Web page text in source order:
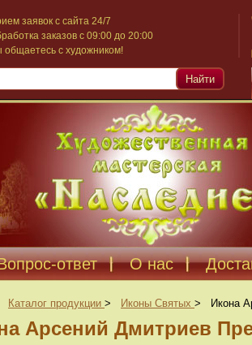
заявок с сайта 24/7
заказов с 09:00 до 20:00
общаетесь с художником!
Найти
ответ О нас
Каталог продукции > Иконы Святых > Икона
Арсений Дмитриев